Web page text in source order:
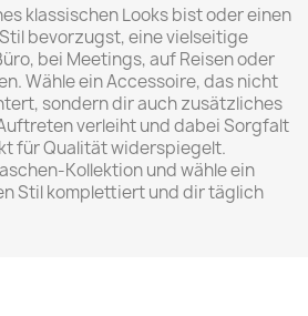
klassischen Looks bist oder einen
bevorzugst, eine vielseitige
bei Meetings, auf Reisen oder
Wähle ein Accessoire, das nicht
sondern dir auch zusätzliches
verleiht und dabei Sorgfalt
für Qualität widerspiegelt.
Kollektion und wähle ein
Stil komplettiert und dir täglich